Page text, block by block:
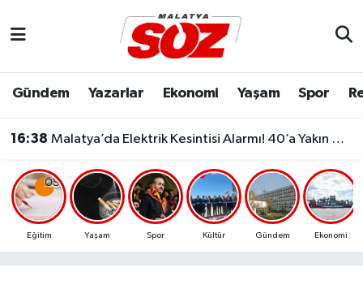
Gündem Yazarlar Ekonomi Yaşam Spor
16:38 Malatya’da Elektrik Kesintisi Alarmı! 40’a Yakın Mahallede Saatler Belli Oldu
16:37 Malatya'da Bugün (09.08.2026) Vefat Edenler
Eğitim Yaşam Spor Kültür Gündem Ekonomi
Dünya
Eğitim
Ekonomi
Malatya Nöbetçi Eczaneler
Malatya Namaz Vakitleri
Malatya Trafik Yoğunluk Haritası
Süper Lig Puan Durumu ve Fikstür